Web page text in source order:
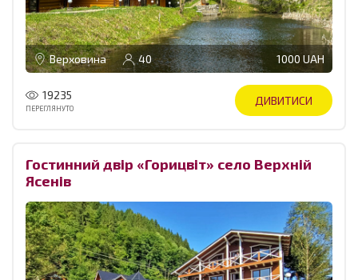
Верховина 40 1000 UAH
19235
ПЕРЕГЛЯНУТО
ДИВИТИСИ
Гостинний двір «Горицвіт» село Верхній
Ясенів